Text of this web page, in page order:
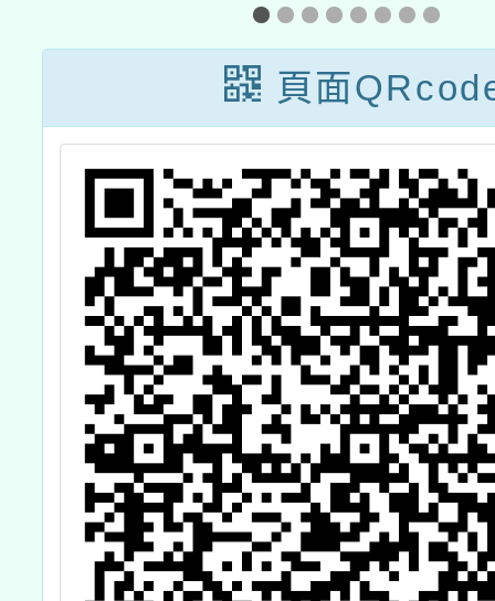
旅奇緣-鱻境傳
說」食魚文化教
師及營養師研習
工作坊活動
灣學
『年
學生
頁面